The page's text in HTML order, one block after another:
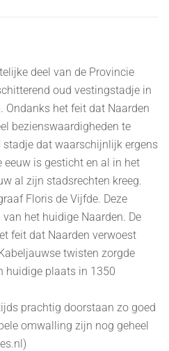
deel van de Provincie
oud vestingstadje in
Ondanks het feit dat Naarden
bezienswaardigheden te
stadje dat waarschijnlijk ergens
eeuw is gesticht en al in het
al zijn stadsrechten kreeg.
Floris de Vijfde. Deze
het huidige Naarden. De
feit dat Naarden verwoest
twisten zorgde
huidige plaats in 1350
prachtig doorstaan zo goed
omwalling zijn nog geheel